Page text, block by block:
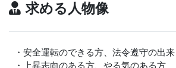
求める人物像
・安全運転のできる方、法令遵守の出
・上昇志向のある方、やる気のある方